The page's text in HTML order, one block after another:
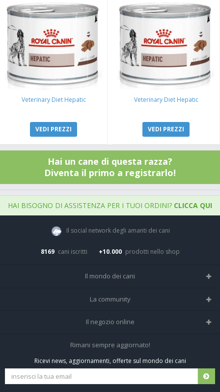
Veterinary Diet Hepatic
VEDI PREZZI
Veterinary Diet Hepatic
VEDI PREZZI
Hai un cane di questa razza?
Diventa il primo a registrarlo!
HAI BISOGNO DI ASSISTENZA PER I TUOI ORDINI? CLICCA QUI
Il social network degli amanti dei cani
8169 cani iscritti +10.000 prodotti nello shop
Il mondo dei cani
Tutte le razze
La community
Home
Tutti i cani iscritti
Il negozio online
Negozio per cani
Spedizioni e resi
Rimani sempre aggiornato!
Ricevi news, aggiornamenti, offerte sul mondo dei cani